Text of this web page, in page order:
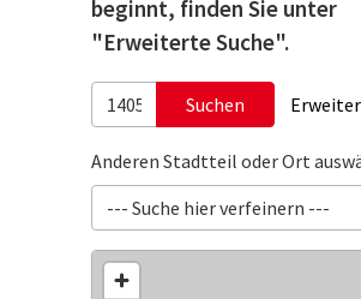
beginnt, finden Sie unter
"Erweiterte Suche".
Suchen
Anderen Stadtteil oder Ort